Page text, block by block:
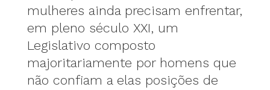
mulheres ainda precisam enfrentar,
em pleno século XXI, um
Legislativo composto
majoritariamente por homens que
não confiam a elas posições de